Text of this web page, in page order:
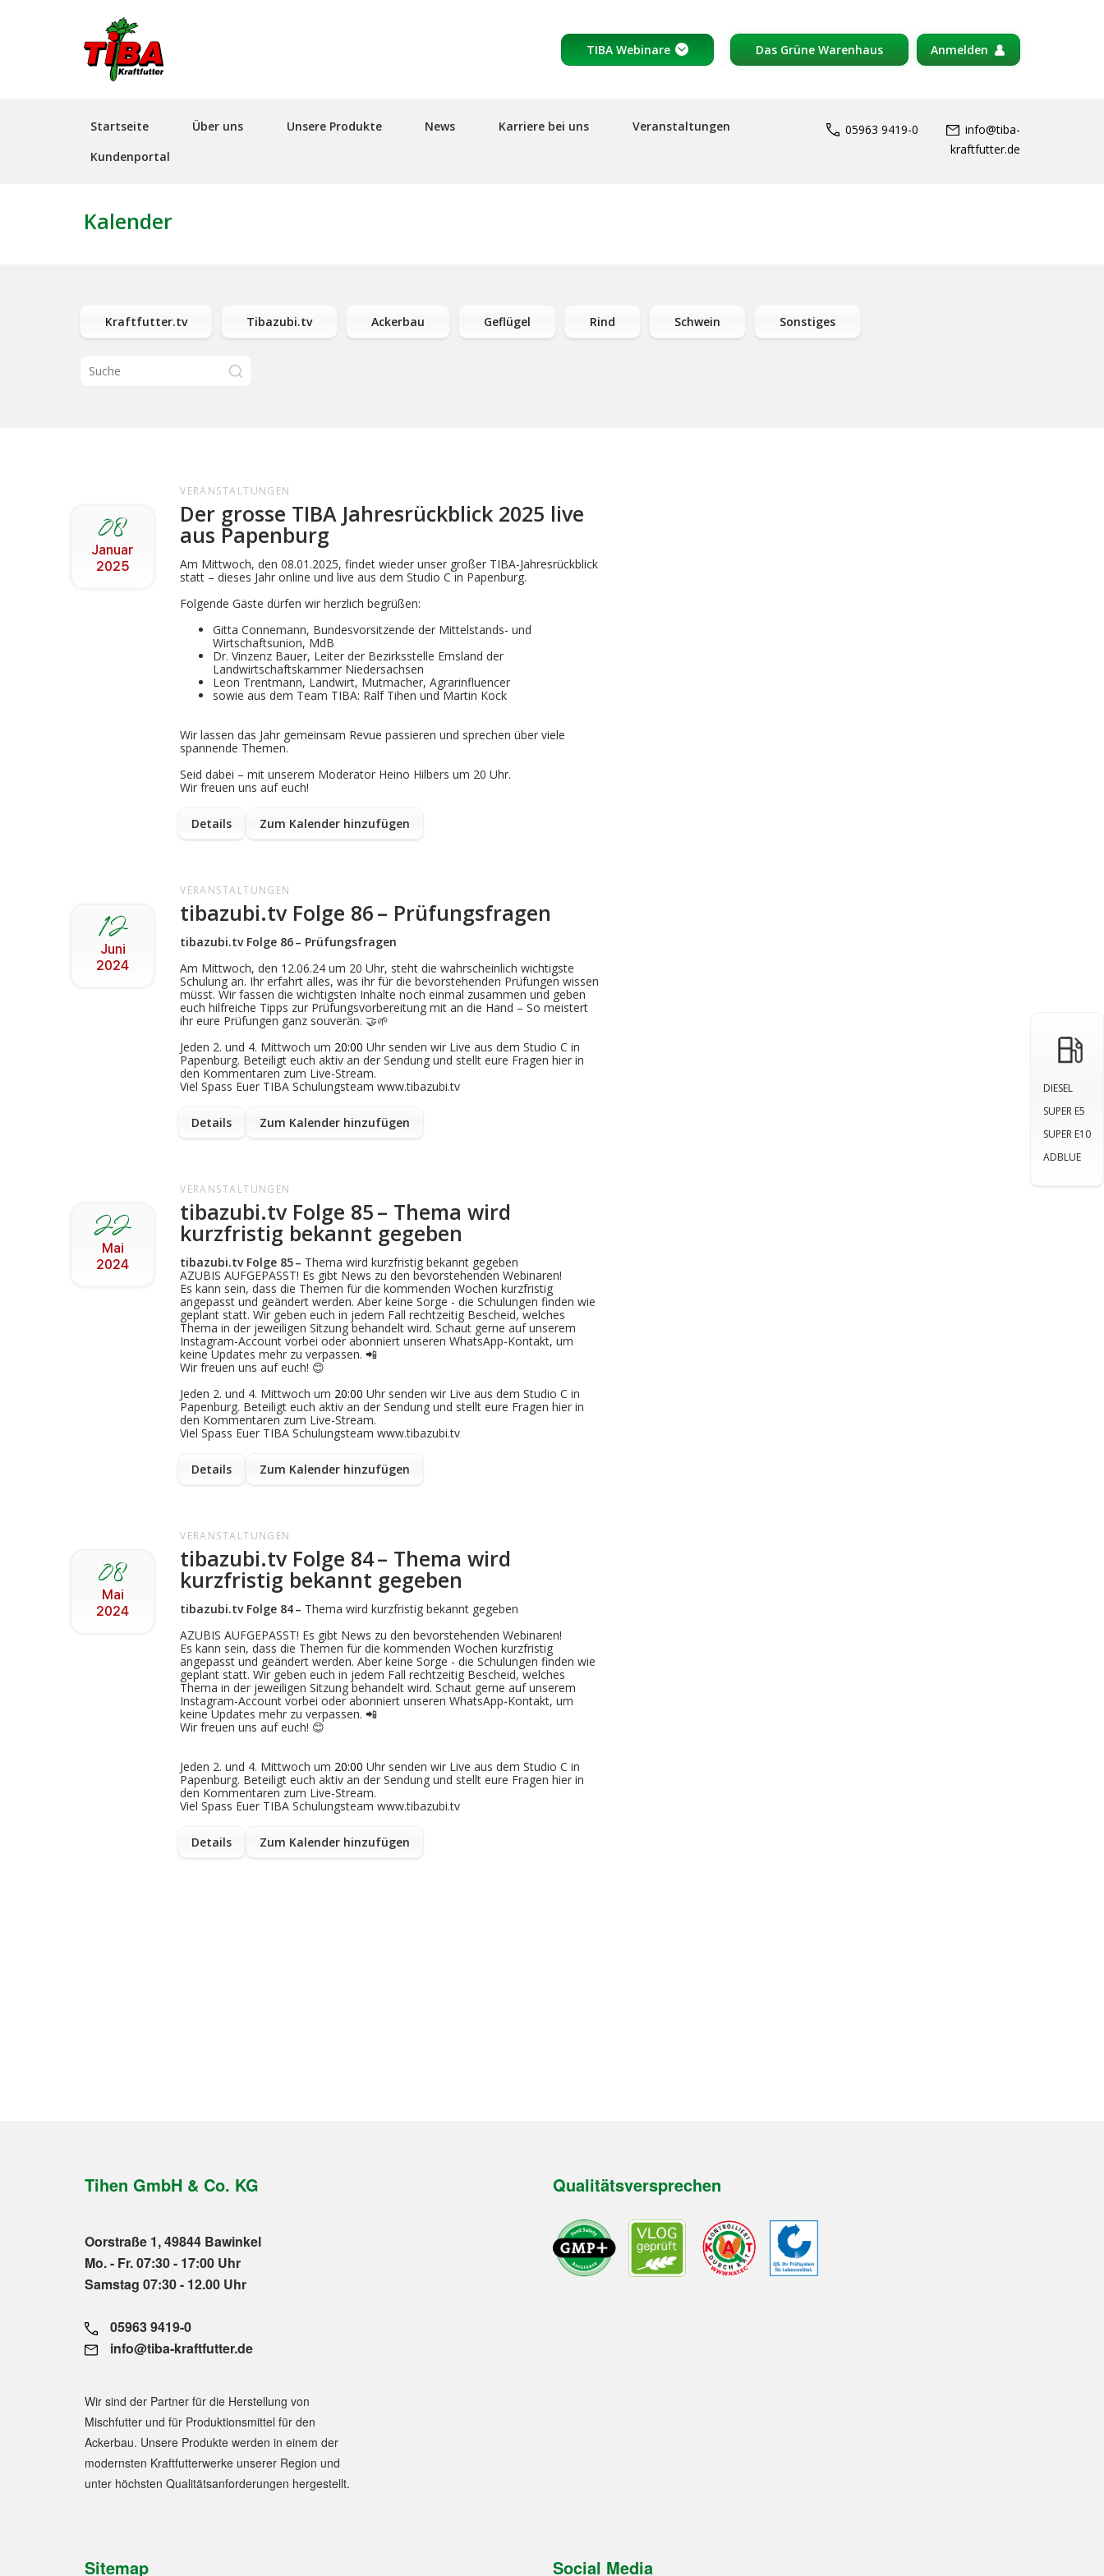
DIESEL
SUPER E5
SUPER E10
ADBLUE
Header
TIBA Webinare Das Grüne Warenhaus Anmelden
Hauptnavigation
Startseite Über uns Unsere Produkte News Karriere bei uns
Veranstaltungen
Kundenportal
05963 9419-0
info@tiba-
kraftfutter.de
Kalender
Kraftfutter.tv Tibazubi.tv Ackerbau Geflügel Rind Schwein Sonstiges
08
Januar
2025
VERANSTALTUNGEN
Der grosse TIBA Jahresrückblick 2025 live
aus Papenburg
Am Mittwoch, den 08.01.2025, findet wieder unser großer TIBA-Jahresrückblick
statt – dieses Jahr online und live aus dem Studio C in Papenburg.
Folgende Gäste dürfen wir herzlich begrüßen:
Gitta Connemann, Bundesvorsitzende der Mittelstands- und
Wirtschaftsunion, MdB
Dr. Vinzenz Bauer, Leiter der Bezirksstelle Emsland der
Landwirtschaftskammer Niedersachsen
Leon Trentmann, Landwirt, Mutmacher, Agrarinfluencer
sowie aus dem Team TIBA: Ralf Tihen und Martin Kock
Wir lassen das Jahr gemeinsam Revue passieren und sprechen über viele
spannende Themen.
Seid dabei – mit unserem Moderator Heino Hilbers um 20 Uhr.
Wir freuen uns auf euch!
Details Zum Kalender hinzufügen
12
Juni
2024
VERANSTALTUNGEN
tibazubi.tv Folge 86 – Prüfungsfragen
tibazubi.tv Folge 86– Prüfungsfragen
Am Mittwoch, den 12.06.24 um 20 Uhr, steht die wahrscheinlich wichtigste
Schulung an. Ihr erfahrt alles, wasihr fürdie bevorstehenden Prüfungen wissen
müsst. Wir fassen die wichtigsten Inhalte noch einmal zusammen und geben
euch hilfreiche Tipps zur Prüfungsvorbereitung mit an die Hand – So meistert
ihr eure Prüfungen ganz souverän. 🤝🌱
Jeden 2. und 4. Mittwoch um 20:00 Uhr senden wir Live aus dem Studio C in
Papenburg. Beteiligt euch aktiv an der Sendung und stellt eure Fragen hier in
den Kommentaren zum Live-Stream.
Viel Spass Euer TIBA Schulungsteam www.tibazubi.tv
Details Zum Kalender hinzufügen
22
Mai
2024
VERANSTALTUNGEN
tibazubi.tv Folge 85 – Thema wird
kurzfristig bekannt gegeben
tibazubi.tv Folge 85– Thema wird kurzfristig bekannt gegeben
AZUBIS AUFGEPASST! Es gibt News zu den bevorstehenden Webinaren!
Es kann sein, dass die Themen für die kommenden Wochen kurzfristig
angepasst und geändert werden. Aber keine Sorge - die Schulungen finden wie
geplant statt. Wir geben euch in jedem Fall rechtzeitig Bescheid, welches
Thema in der jeweiligen Sitzung behandelt wird. Schaut gerne auf unserem
Instagram-Account vorbei oder abonniert unseren WhatsApp-Kontakt, um
keine Updates mehr zu verpassen. 📲
Wir freuen uns auf euch! 😊
Jeden 2. und 4. Mittwoch um 20:00 Uhr senden wir Live aus dem Studio C in
Papenburg. Beteiligt euch aktiv an der Sendung und stellt eure Fragen hier in
den Kommentaren zum Live-Stream.
Viel Spass Euer TIBA Schulungsteam www.tibazubi.tv
Details Zum Kalender hinzufügen
08
Mai
2024
VERANSTALTUNGEN
tibazubi.tv Folge 84 – Thema wird
kurzfristig bekannt gegeben
tibazubi.tv Folge 84– Thema wird kurzfristig bekannt gegeben
AZUBIS AUFGEPASST! Es gibt News zu den bevorstehenden Webinaren!
Es kann sein, dass die Themen für die kommenden Wochen kurzfristig
angepasst und geändert werden. Aber keine Sorge - die Schulungen finden wie
geplant statt. Wir geben euch in jedem Fall rechtzeitig Bescheid, welches
Thema in der jeweiligen Sitzung behandelt wird. Schaut gerne auf unserem
Instagram-Account vorbei oder abonniert unseren WhatsApp-Kontakt, um
keine Updates mehr zu verpassen. 📲
Wir freuen uns auf euch! 😊
Jeden 2. und 4. Mittwoch um 20:00 Uhr senden wir Live aus dem Studio C in
Papenburg. Beteiligt euch aktiv an der Sendung und stellt eure Fragen hier in
den Kommentaren zum Live-Stream.
Viel Spass Euer TIBA Schulungsteam www.tibazubi.tv
Details Zum Kalender hinzufügen
Tihen GmbH & Co. KG
Oorstraße 1, 49844 Bawinkel
Mo. - Fr. 07:30 - 17:00 Uhr
Samstag 07:30 - 12.00 Uhr
05963 9419-0
info@tiba-kraftfutter.de
Wir sind der Partner für die Herstellung von
Mischfutter und für Produktionsmittel für den
Ackerbau. Unsere Produkte werden in einem der
modernsten Kraftfutterwerke unserer Region und
unter höchsten Qualitätsanforderungen hergestellt.
Qualitätsversprechen
Sitemap Social Media